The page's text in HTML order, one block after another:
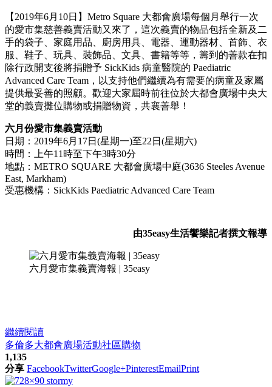
【2019年6月10日】Metro Square 大都會廣場每個月舉行一次
的愛市集慈善義賣活動又來了，這次義賣的物品包括全新及二
手的袋子、家庭用品、廚房用具、電器、運動器材、首飾、衣
服、鞋子、玩具、裝飾品、文具、書籍等等，籌到的善款在扣
除行政開支後將捐贈予 SickKids 病童醫院的 Paediatric
Advanced Care Team，以支持他們繼續為有需要的病童及家屬
提供最妥善的照顧。歡迎大家屆時前往位於大都會廣場中央大
堂的義賣攤位購物或捐贈物資，共襄善舉！
六月份愛市集義賣活動
日期：2019年6月17日(星期一)至22日(星期六)
時間：上午11時至下午3時30分
地點：METRO SQUARE 大都會廣場中庭(3636 Steeles Avenue
East, Markham)
受惠機構：SickKids Paediatric Advanced Care Team
由35easy生活饗樂記者撰文報導
六月愛市集義賣海報 | 35easy
繼續閱讀
多倫多大都會廣場活動社區購物
1,135
分享 FacebookTwitterGoogle+PinterestEmailPrint